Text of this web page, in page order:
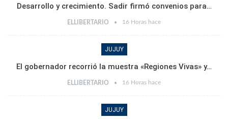
Desarrollo y crecimiento. Sadir firmó convenios para…
ELLIBERTARIO 16 Horas hace
JUJUY
El gobernador recorrió la muestra «Regiones Vivas» y…
ELLIBERTARIO 16 Horas hace
JUJUY